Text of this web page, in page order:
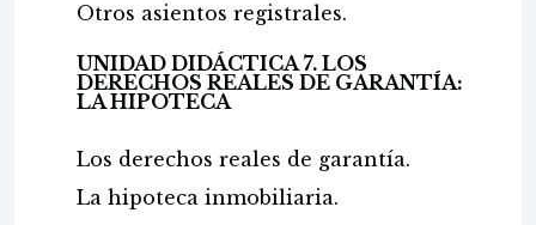
Otros asientos registrales.
UNIDAD DIDÁCTICA 7. LOS
DERECHOS REALES DE GARANTÍA:
LA HIPOTECA
Los derechos reales de garantía.
La hipoteca inmobiliaria.